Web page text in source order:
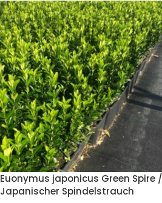
Euonymus japonicus Green Spire /
Japanischer Spindelstrauch